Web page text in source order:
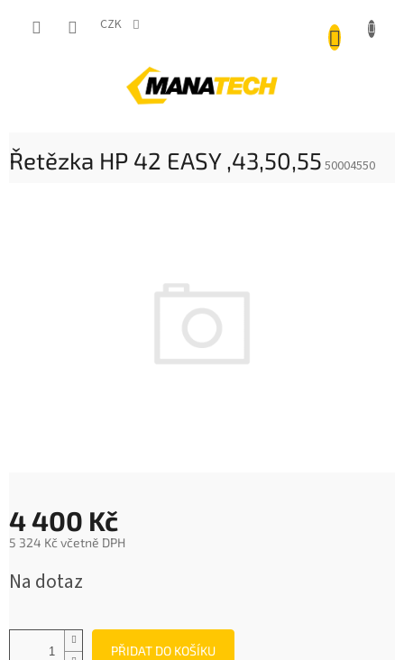
CZK
Řetězka HP 42 EASY ,43,50,55 50004550
4 400 Kč
5 324 Kč včetně DPH
cena:
Na dotaz
PŘIDAT DO KOŠÍKU